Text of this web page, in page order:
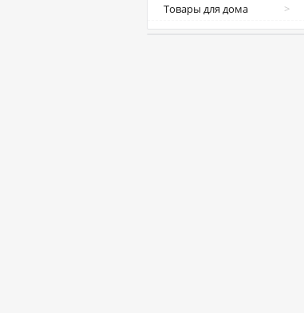
Товары для дома